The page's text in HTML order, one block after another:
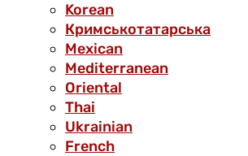
Korean
Кримськотатарська
Mexican
Mediterranean
Oriental
Thai
Ukrainian
French